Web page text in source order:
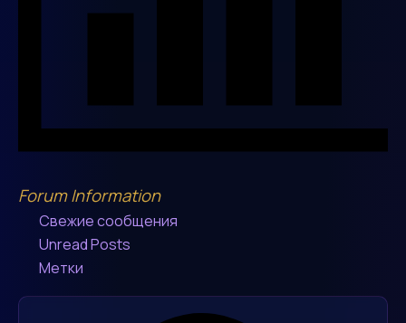
Forum Information
Свежие сообщения
Unread Posts
Метки